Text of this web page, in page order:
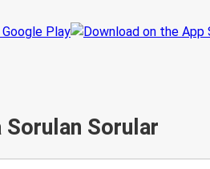
Sorulan Sorular